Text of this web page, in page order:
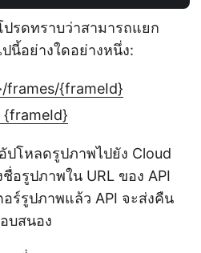
รดทราบว่าสามารถแยก
นี้อย่างใดอย่างหนึ่ง:
frames/{frameId}
โหลดรูปภาพไปยัง Cloud
อรูปภาพใน URL ของ API
ร์รูปภาพแล้ว API จะส่งคืน
บสนอง